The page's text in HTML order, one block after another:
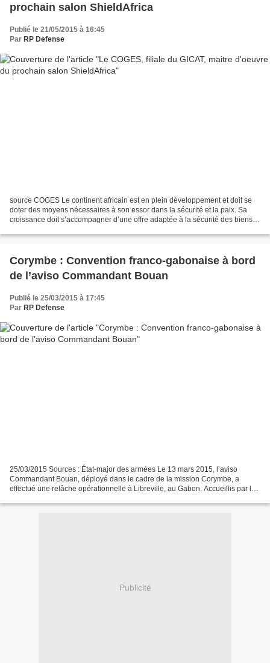
prochain salon ShieldAfrica
Publié le 21/05/2015 à 16:45
Par RP Defense
source COGES Le continent africain est en plein développement et doit se
doter des moyens nécessaires à son essor dans la sécurité et la paix. Sa
croissance doit s’accompagner d’une offre adaptée à la sécurité des biens et
Corymbe : Convention franco-gabonaise à bord
de l’aviso Commandant Bouan
Publié le 25/03/2015 à 17:45
Par RP Defense
25/03/2015 Sources : État-major des armées Le 13 mars 2015, l’aviso
Commandant Bouan, déployé dans le cadre de la mission Corymbe, a
effectué une relâche opérationnelle à Libreville, au Gabon. Accueillis par le
Publicité